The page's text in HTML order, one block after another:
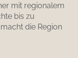
mit regionalem
bis zu
die Region